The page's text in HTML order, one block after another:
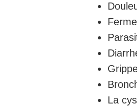
La